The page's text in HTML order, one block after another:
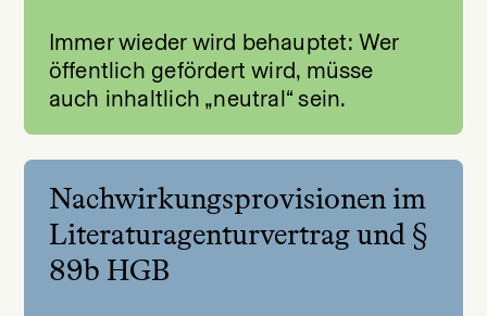
Immer wieder wird behauptet: Wer
öffentlich gefördert wird, müsse
auch inhaltlich „neutral“ sein.
Nachwirkungsprovisionen im
Literaturagenturvertrag und §
89b HGB